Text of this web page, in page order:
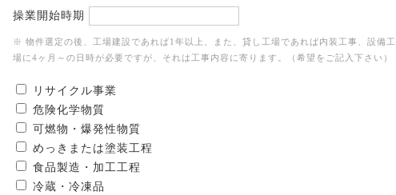
操業開始時期
※ 物件選定の後、工場建設であれば1年以上、また、貸し工場であれば内装工事、設備工
場に4ヶ月～の日時が必要ですが、それは工事内容に寄ります。（希望をご記入下さい）
リサイクル事業
危険化学物質
可燃物・爆発性物質
めっきまたは塗装工程
食品製造・加工工程
冷蔵・冷凍品